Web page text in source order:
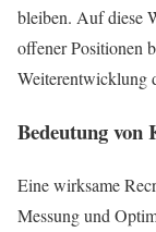
bleiben. Auf diese
offener Positionen
Weiterentwicklung
Bedeutung
Eine wirksame
Messung und